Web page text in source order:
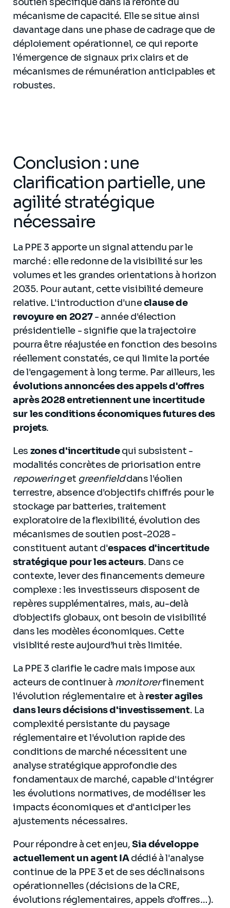
mécanisme de capacité. Elle se situe ainsi
davantage dans une phase de cadrage que de
déploiement opérationnel, ce qui reporte
l'émergence de signaux prix clairs et de
mécanismes de rémunération anticipables et
robustes.
Conclusion : une
clarification partielle, une
agilité stratégique
nécessaire
La PPE 3 apporte un signal attendu par le
marché : elle redonne de la visibilité sur les
volumes et les grandes orientations à horizon
2035. Pour autant, cette visibilité demeure
relative. L'introduction d'uneclause de
revoyure en 2027- année d'élection
présidentielle - signifie que la trajectoire
pourra être réajustée en fonction des besoins
réellement constatés, ce qui limite la portée
de l'engagement à long terme. Par ailleurs, les
évolutions annoncées des appels d'offres
après 2028 entretiennent une incertitude
sur les conditions économiques futures des
projets.
Les zones d'incertitudequi subsistent -
modalités concrètes de priorisation entre
repoweringet greenfielddans l'éolien
terrestre, absence d'objectifs chiffrés pour le
stockage par batteries, traitement
exploratoire de la flexibilité, évolution des
mécanismes de soutien post-2028 -
constituent autant d'espaces d'incertitude
stratégique pour les acteurs. Dans ce
contexte, lever des financements demeure
complexe : les investisseurs disposent de
repères supplémentaires, mais, au-delà
d’objectifs globaux, ont besoin de visibilité
dans les modèles économiques. Cette
visiblité reste aujourd’hui très limitée.
La PPE 3 clarifie le cadre mais impose aux
acteurs de continuer à monitorerfinement
l'évolution réglementaire et à rester agiles
dans leurs décisions d'investissement. La
complexité persistante du paysage
réglementaire et l'évolution rapide des
conditions de marché nécessitent une
analyse stratégique approfondie des
fondamentaux de marché, capable d'intégrer
les évolutions normatives, de modéliser les
impacts économiques et d'anticiper les
ajustements nécessaires.
Pour répondre à cet enjeu,Sia développe
actuellement un agent IAdédié à l'analyse
continue de la PPE 3 et de ses déclinaisons
opérationnelles (décisions de la CRE,
évolutions réglementaires, appels d’offres…).